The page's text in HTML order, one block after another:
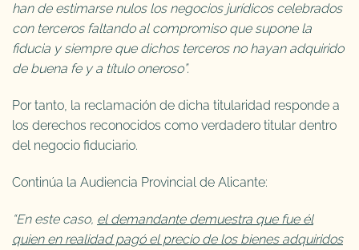
han de estimarse nulos los negocios jurídicos celebrados
con terceros faltando al compromiso que supone la
fiducia y siempre que dichos terceros no hayan adquirido
de buena fe y a título oneroso”.
Por tanto, la reclamación de dicha titularidad responde a
los derechos reconocidos como verdadero titular dentro
del negocio fiduciario.
Continúa la Audiencia Provincial de Alicante:
“En este caso, el demandante demuestra que fue él
quien en realidad pagó el precio de los bienes adquiridos